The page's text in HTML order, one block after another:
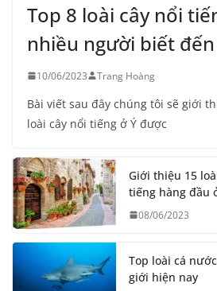
Top 8 loài cây nổi
nhiều người biết đến
10/06/2023 Trang Hoàng
Bài viết sau đây chúng tôi sẽ giới
loài cây nổi tiếng ở Ý được
Giới thiệu 15
tiếng hàng đầu
08/06/2023
Top loài cá
giới hiện nay